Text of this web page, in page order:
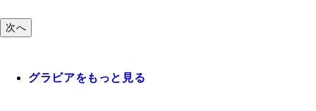
次へ
グラビアをもっと見る